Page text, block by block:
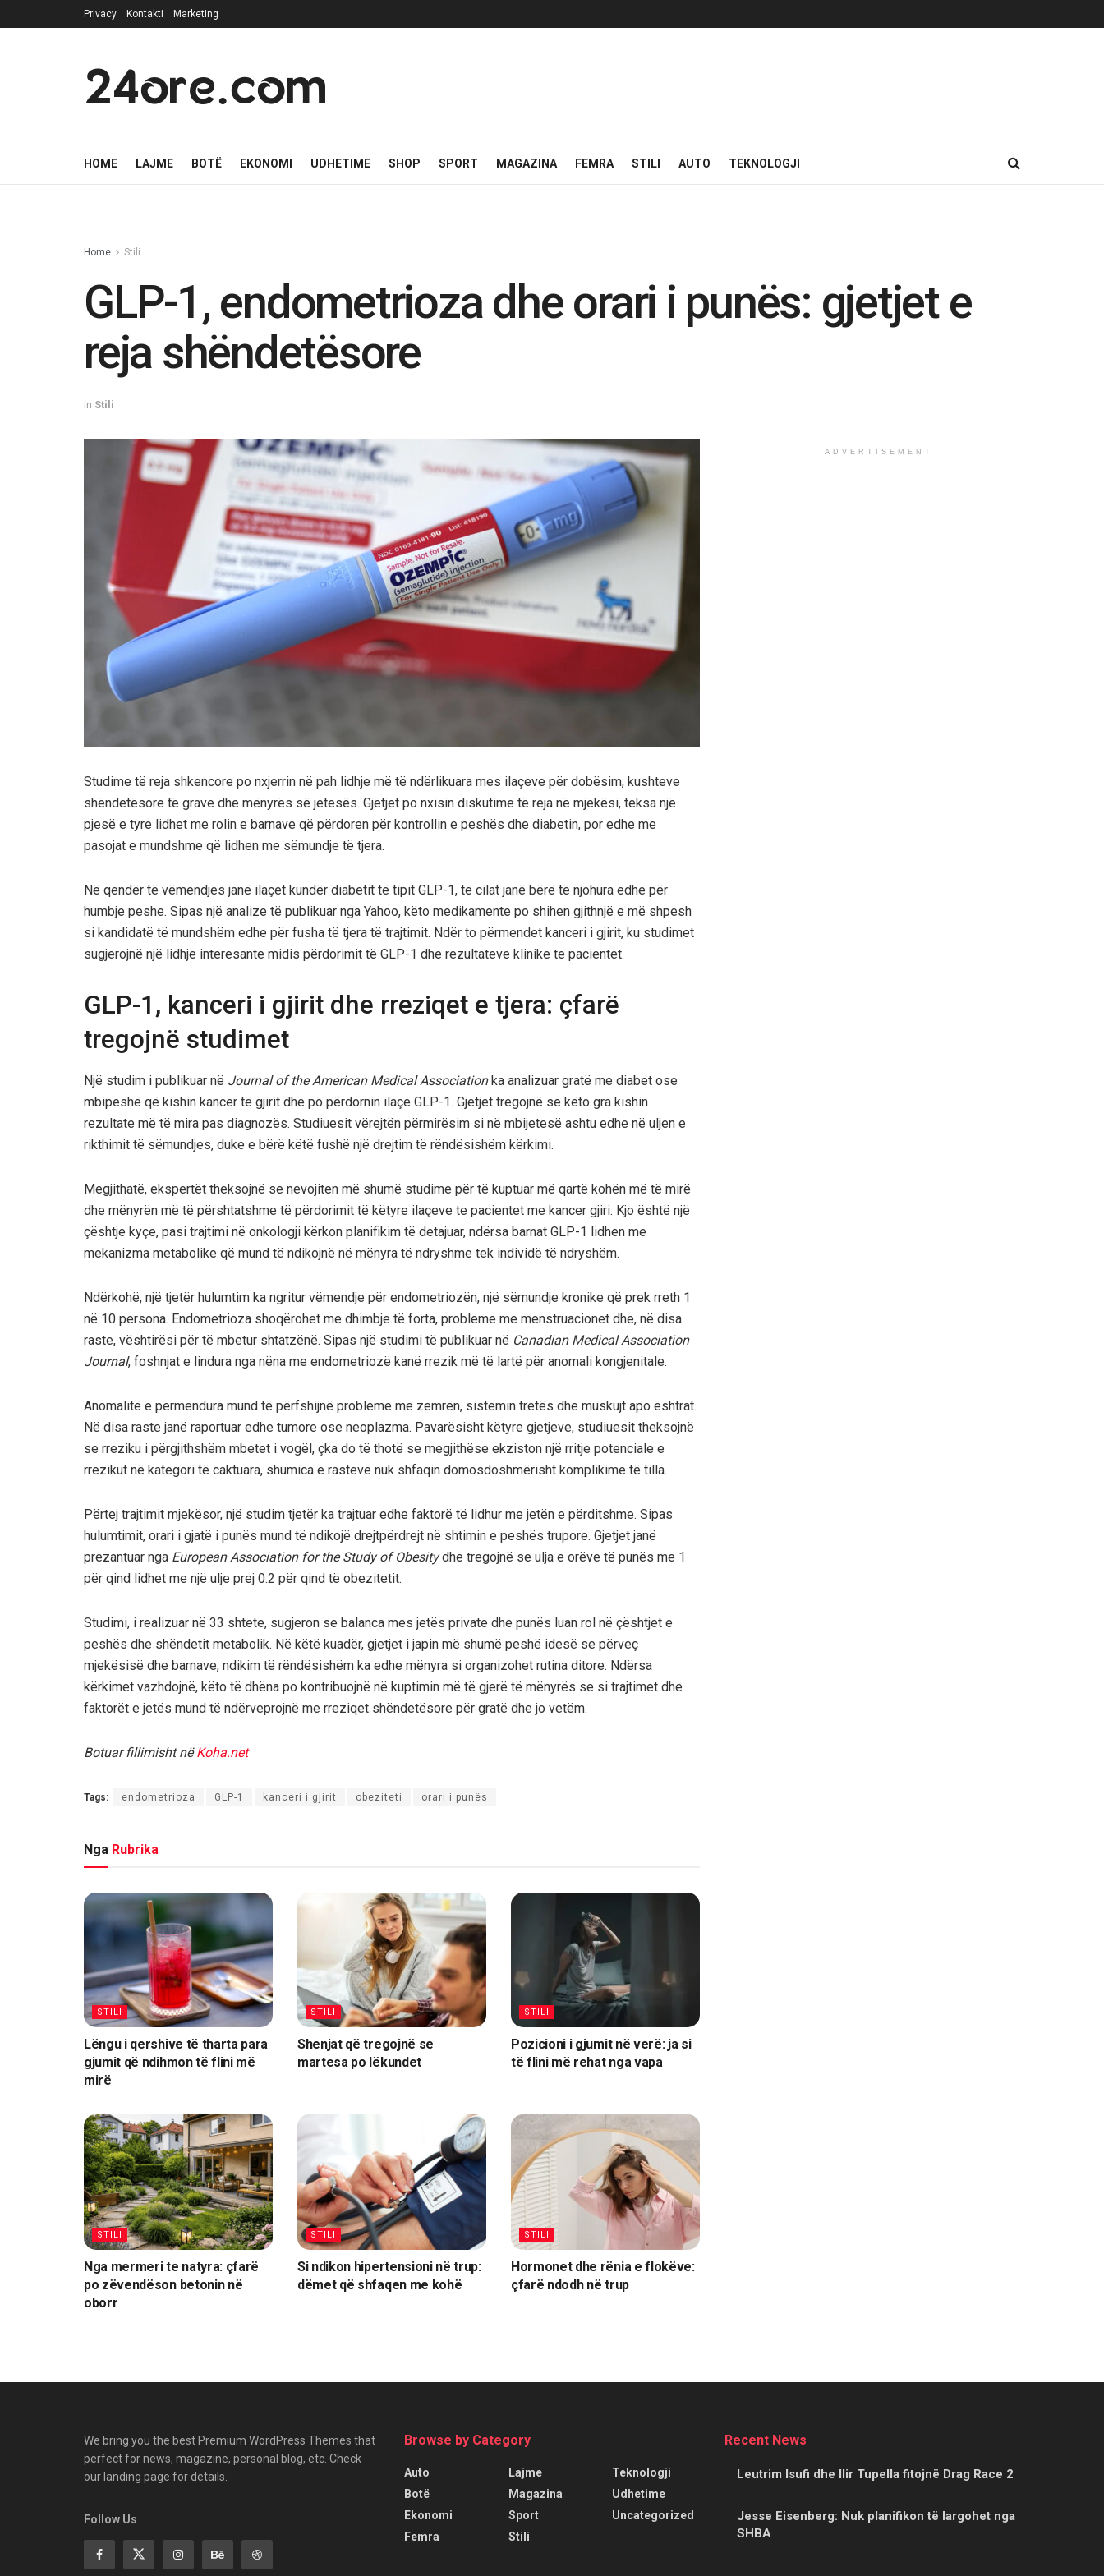
Privacy Kontakti Marketing
24ore.com
HOME LAJME BOTË EKONOMI UDHETIME SHOP SPORT MAGAZINA FEMRA STILI AUTO TEKNOLOGJI
Home Stili
GLP-1, endometrioza dhe orari i punës: gjetjet e
reja shëndetësore
in Stili
Studime të reja shkencore po nxjerrin në pah lidhje më të ndërlikuara mes ilaçeve për dobësim, kushteve
shëndetësore të grave dhe mënyrës së jetesës. Gjetjet po nxisin diskutime të reja në mjekësi, teksa një
pjesë e tyre lidhet me rolin e barnave që përdoren për kontrollin e peshës dhe diabetin, por edhe me
pasojat e mundshme që lidhen me sëmundje të tjera.
Në qendër të vëmendjes janë ilaçet kundër diabetit të tipit GLP-1, të cilat janë bërë të njohura edhe për
humbje peshe. Sipas një analize të publikuar nga Yahoo, këto medikamente po shihen gjithnjë e më shpesh
si kandidatë të mundshëm edhe për fusha të tjera të trajtimit. Ndër to përmendet kanceri i gjirit, ku studimet
sugjerojnë një lidhje interesante midis përdorimit të GLP-1 dhe rezultateve klinike te pacientet.
GLP-1, kanceri i gjirit dhe rreziqet e tjera: çfarë
tregojnë studimet
Një studim i publikuar në Journal of the American Medical Associationka analizuar gratë me diabet ose
mbipeshë që kishin kancer të gjirit dhe po përdornin ilaçe GLP-1. Gjetjet tregojnë se këto gra kishin
rezultate më të mira pas diagnozës. Studiuesit vërejtën përmirësim si në mbijetesë ashtu edhe në uljen e
rikthimit të sëmundjes, duke e bërë këtë fushë një drejtim të rëndësishëm kërkimi.
Megjithatë, ekspertët theksojnë se nevojiten më shumë studime për të kuptuar më qartë kohën më të mirë
dhe mënyrën më të përshtatshme të përdorimit të këtyre ilaçeve te pacientet me kancer gjiri. Kjo është një
çështje kyçe, pasi trajtimi në onkologji kërkon planifikim të detajuar, ndërsa barnat GLP-1 lidhen me
mekanizma metabolike që mund të ndikojnë në mënyra të ndryshme tek individë të ndryshëm.
Ndërkohë, një tjetër hulumtim ka ngritur vëmendje për endometriozën, një sëmundje kronike që prek rreth 1
në 10 persona. Endometrioza shoqërohet me dhimbje të forta, probleme me menstruacionet dhe, në disa
raste, vështirësi për të mbetur shtatzënë. Sipas një studimi të publikuar në Canadian Medical Association
Journal, foshnjat e lindura nga nëna me endometriozë kanë rrezik më të lartë për anomali kongjenitale.
Anomalitë e përmendura mund të përfshijnë probleme me zemrën, sistemin tretës dhe muskujt apo eshtrat.
Në disa raste janë raportuar edhe tumore ose neoplazma. Pavarësisht këtyre gjetjeve, studiuesit theksojnë
se rreziku i përgjithshëm mbetet i vogël, çka do të thotë se megjithëse ekziston një rritje potenciale e
rrezikut në kategori të caktuara, shumica e rasteve nuk shfaqin domosdoshmërisht komplikime të tilla.
Përtej trajtimit mjekësor, një studim tjetër ka trajtuar edhe faktorë të lidhur me jetën e përditshme. Sipas
hulumtimit, orari i gjatë i punës mund të ndikojë drejtpërdrejt në shtimin e peshës trupore. Gjetjet janë
prezantuar nga European Association for the Study of Obesitydhe tregojnë se ulja e orëve të punës me 1
për qind lidhet me një ulje prej 0.2 për qind të obezitetit.
Studimi, i realizuar në 33 shtete, sugjeron se balanca mes jetës private dhe punës luan rol në çështjet e
peshës dhe shëndetit metabolik. Në këtë kuadër, gjetjet i japin më shumë peshë idesë se përveç
mjekësisë dhe barnave, ndikim të rëndësishëm ka edhe mënyra si organizohet rutina ditore. Ndërsa
kërkimet vazhdojnë, këto të dhëna po kontribuojnë në kuptimin më të gjerë të mënyrës se si trajtimet dhe
faktorët e jetës mund të ndërveprojnë me rreziqet shëndetësore për gratë dhe jo vetëm.
Botuar fillimisht nëKoha.net
Tags: endometrioza GLP-1 kanceri i gjirit obeziteti orari i punës
Nga Rubrika
STILI
Lëngu i qershive të tharta para
gjumit që ndihmon të flini më
mirë
STILI
Shenjat që tregojnë se
martesa po lëkundet
STILI
Pozicioni i gjumit në verë: ja si
të flini më rehat nga vapa
STILI
Nga mermeri te natyra: çfarë
po zëvendëson betonin në
oborr
STILI
Si ndikon hipertensioni në trup:
dëmet që shfaqen me kohë
STILI
Hormonet dhe rënia e flokëve:
çfarë ndodh në trup
ADVERTISEMENT
We bring you the best Premium WordPress Themes that
perfect for news, magazine, personal blog, etc. Check
our landing page for details.
Follow Us
Browse by Category
Auto
Botë
Ekonomi
Femra
Lajme
Magazina
Sport
Stili
Teknologji
Udhetime
Uncategorized
Recent News
Leutrim Isufi dhe Ilir Tupella fitojnë Drag Race 2
Jesse Eisenberg: Nuk planifikon të largohet nga
SHBA